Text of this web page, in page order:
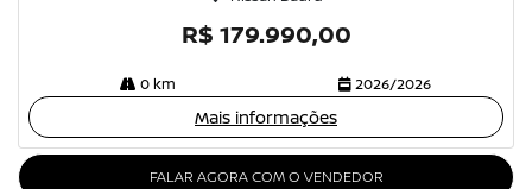
R$ 179.990,00
0 km 2026/2026
Mais informações
FALAR AGORA COM O VENDEDOR